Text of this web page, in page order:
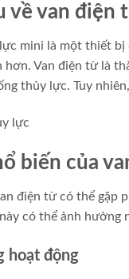
về van điện
mini là một thiết bị
hơn. Van điện từ là
thủy lực. Tuy
biến của
điện từ có thể gặp
có thể ảnh hưởng
hoạt động